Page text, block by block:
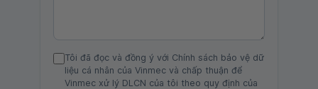
Tôi đã đọc và đồng ý với Chính sách bảo vệ dữ
liệu cá nhân của Vinmec và chấp thuận để
Vinmec xử lý DLCN của tôi theo quy định của